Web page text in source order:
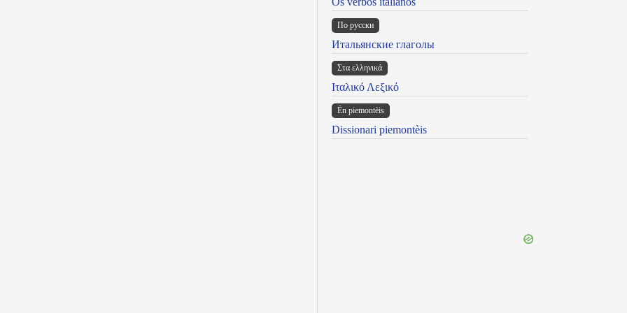
По русски
Итальянские глаголы
Στα ελληνικά
Ιταλικό Λεξικό
Ën piemontèis
Dissionari piemontèis